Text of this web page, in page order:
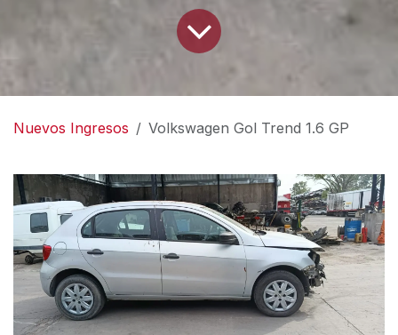
Nuevos Ingresos Volkswagen Gol Trend 1.6 GP